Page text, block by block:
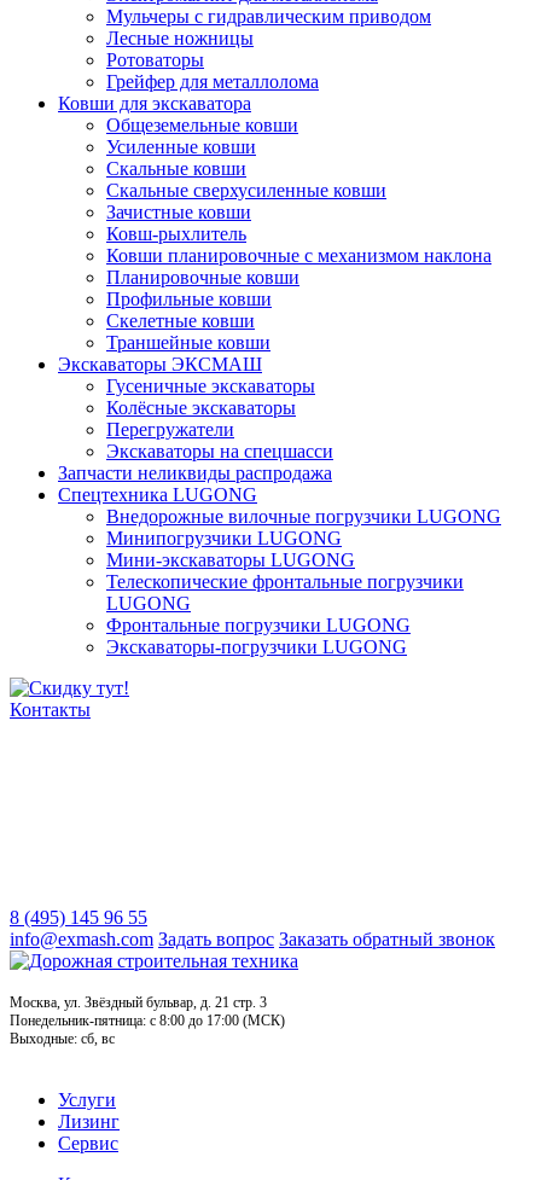
Мульчеры с гидравлическим приводом
Лесные ножницы
Ротоваторы
Грейфер для металлолома
Ковши для экскаватора
Общеземельные ковши
Усиленные ковши
Скальные ковши
Скальные сверхусиленные ковши
Зачистные ковши
Ковш-рыхлитель
Ковши планировочные с механизмом наклона
Планировочные ковши
Профильные ковши
Скелетные ковши
Траншейные ковши
Экскаваторы ЭКСМАШ
Гусеничные экскаваторы
Колёсные экскаваторы
Перегружатели
Экскаваторы на спецшасси
Запчасти неликвиды распродажа
Спецтехника LUGONG
Внедорожные вилочные погрузчики LUGONG
Минипогрузчики LUGONG
Мини-экскаваторы LUGONG
Телескопические фронтальные погрузчики
LUGONG
Фронтальные погрузчики LUGONG
Экскаваторы-погрузчики LUGONG
Контакты
8 (495) 145 96 55
info@exmash.com Задать вопрос Заказать обратный звонок
Москва, ул. Звёздный бульвар, д. 21 стр. 3
Понедельник-пятница: c 8:00 до 17:00 (МСК)
Выходные: сб, вс
Услуги
Лизинг
Сервис